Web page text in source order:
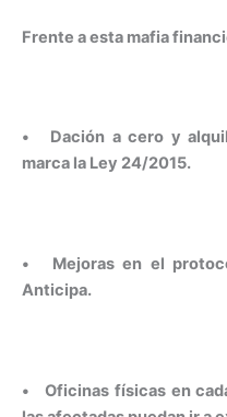
Frente a esta mafia
• Dación a cero y
marca la Ley 24/2015.
• Mejoras en el
Anticipa.
•Oficinas físicas en